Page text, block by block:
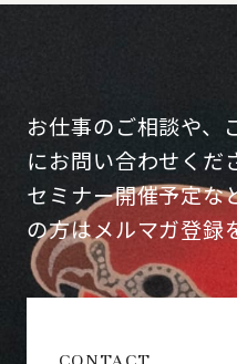
お仕事のご相談や、
にお問い合わせくだ
セミナー開催予定な
の方はメルマガ登録